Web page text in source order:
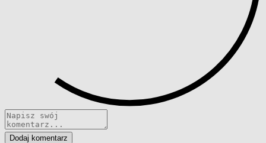
Dodaj komentarz